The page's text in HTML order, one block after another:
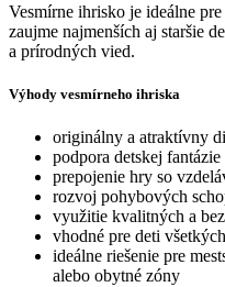
Vesmírne ihrisko je ideálne
zaujme najmenších aj staršie
a prírodných vied.
Výhody vesmírneho ihriska
originálny a atraktívny
podpora detskej
prepojenie hry so
rozvoj pohybových
využitie kvalitných a
vhodné pre deti
ideálne riešenie pre
alebo obytné zóny